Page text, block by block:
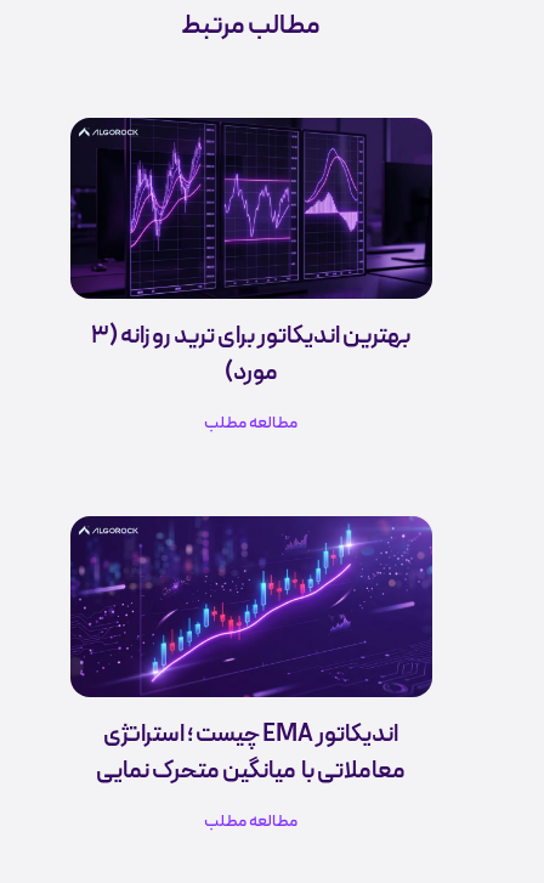
مطالب مرتبط
بهترین اندیکاتور برای ترید روزانه (3
مورد)
مطالعه مطلب
اندیکاتور EMA چیست ؛ استراتژی
معاملاتی با میانگین متحرک نمایی
مطالعه مطلب